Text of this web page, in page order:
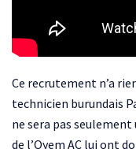
Ce recrutement n’a
technicien burundais
ne sera pas
de l’Oyem AC lui ont